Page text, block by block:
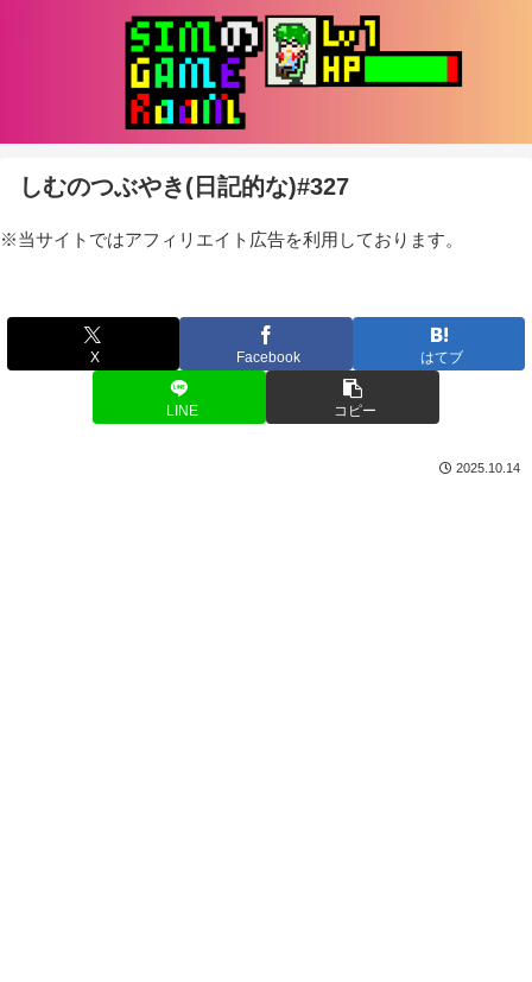
しむのつぶやき(日記的な)#327
※当サイトではアフィリエイト広告を利用しております。
X Facebook はてブ
LINE コピー
2025.10.14